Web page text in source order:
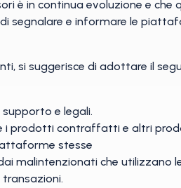
è in continua evoluzione e
segnalare e informare le
si suggerisce di adottare il
e legali.
i prodotti contraffatti e altri
stesse
malintenzionati che utilizzano